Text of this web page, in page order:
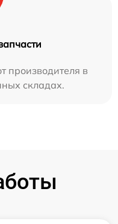
производителя в
складах.